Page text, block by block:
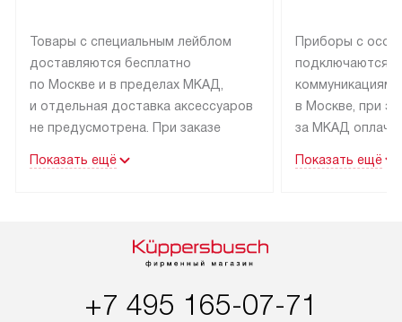
Товары с специальным лейблом
доставляются бесплатно
по Москве и в пределах МКАД,
и отдельная доставка аксессуаров
не предусмотрена. При заказе
рекомендуем обсудить
быть отправлены покупателю
интересен товар «Под заказ»,
Показать ещё
Приборы с
подключаются к
коммуникациям
в Москве, при
за МКАД
партнера
по монтажу
Показать ещё
+7 495 165-07-71